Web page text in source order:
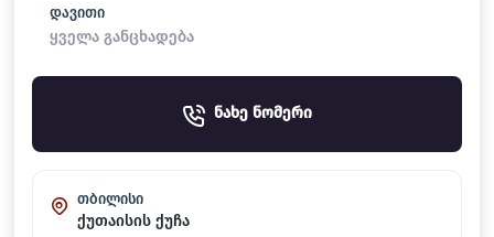
დავითი
ყველა განცხადება
ნახე ნომერი
თბილისი
ქუთაისის ქუჩა